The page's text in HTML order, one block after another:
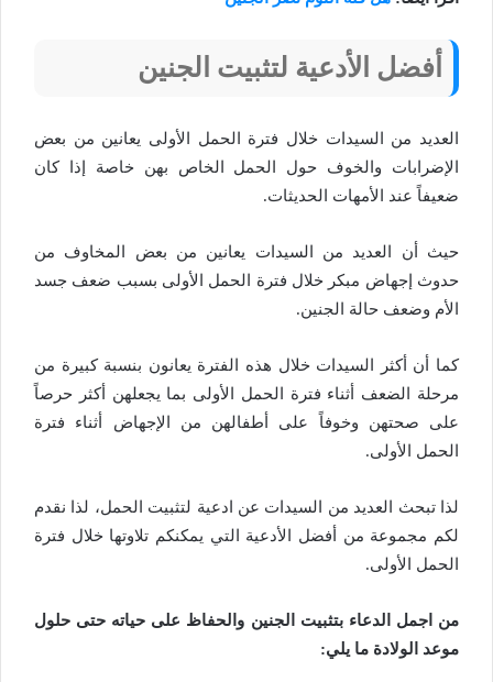
أفضل الأدعية لتثبيت الجنين
العديد من السيدات خلال فترة الحمل الأولى يعانين من بعض
الإضرابات والخوف حول الحمل الخاص بهن خاصة إذا كان
ضعيفاً عند الأمهات الحديثات.
حيث أن العديد من السيدات يعانين من بعض المخاوف من
حدوث إجهاض مبكر خلال فترة الحمل الأولى بسبب ضعف جسد
الأم وضعف حالة الجنين.
كما أن أكثر السيدات خلال هذه الفترة يعانون بنسبة كبيرة من
مرحلة الضعف أثناء فترة الحمل الأولى بما يجعلهن أكثر حرصاً
على صحتهن وخوفاً على أطفالهن من الإجهاض أثناء فترة
الحمل الأولى.
لذا تبحث العديد من السيدات عن ادعية لتثبيت الحمل، لذا نقدم
لكم مجموعة من أفضل الأدعية التي يمكنكم تلاوتها خلال فترة
الحمل الأولى.
من اجمل الدعاء بتثبيت الجنين والحفاظ على حياته حتى حلول
موعد الولادة ما يلي: